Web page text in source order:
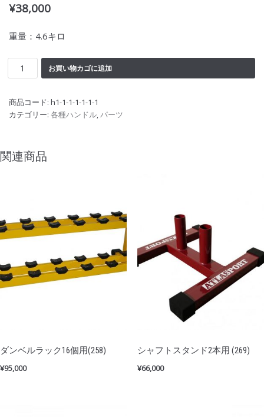
¥38,000
重量：4.6キロ
お買い物カゴに追加
商品コード: h1-1-1-1-1-1-1
カテゴリー: 各種ハンドル,パーツ
関連商品
ダンベルラック16個用(258)
¥95,000
シャフトスタンド2本用 (269)
¥66,000